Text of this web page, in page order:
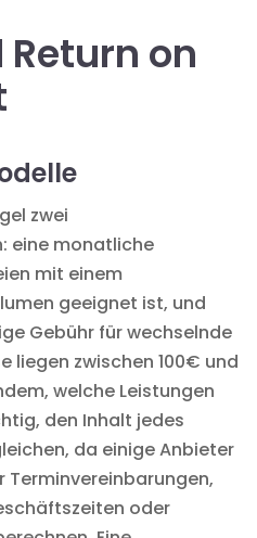
on
zwei
eine monatliche
mit einem
geeignet ist, und
Gebühr für wechselnde
liegen zwischen 100€ und
welche Leistungen
den Inhalt jedes
da einige Anbieter
Terminvereinbarungen,
oder